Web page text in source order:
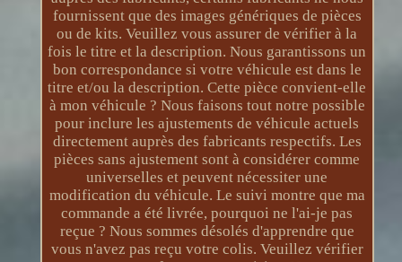
fournissent que des images génériques de pièces
ou de kits. Veuillez vous assurer de vérifier à la
fois le titre et la description. Nous garantissons un
bon correspondance si votre véhicule est dans le
titre et/ou la description. Cette pièce convient-elle
à mon véhicule ? Nous faisons tout notre possible
pour inclure les ajustements de véhicule actuels
directement auprès des fabricants respectifs. Les
pièces sans ajustement sont à considérer comme
universelles et peuvent nécessiter une
modification du véhicule. Le suivi montre que ma
commande a été livrée, pourquoi ne l'ai-je pas
reçue ? Nous sommes désolés d'apprendre que
vous n'avez pas reçu votre colis. Veuillez vérifier